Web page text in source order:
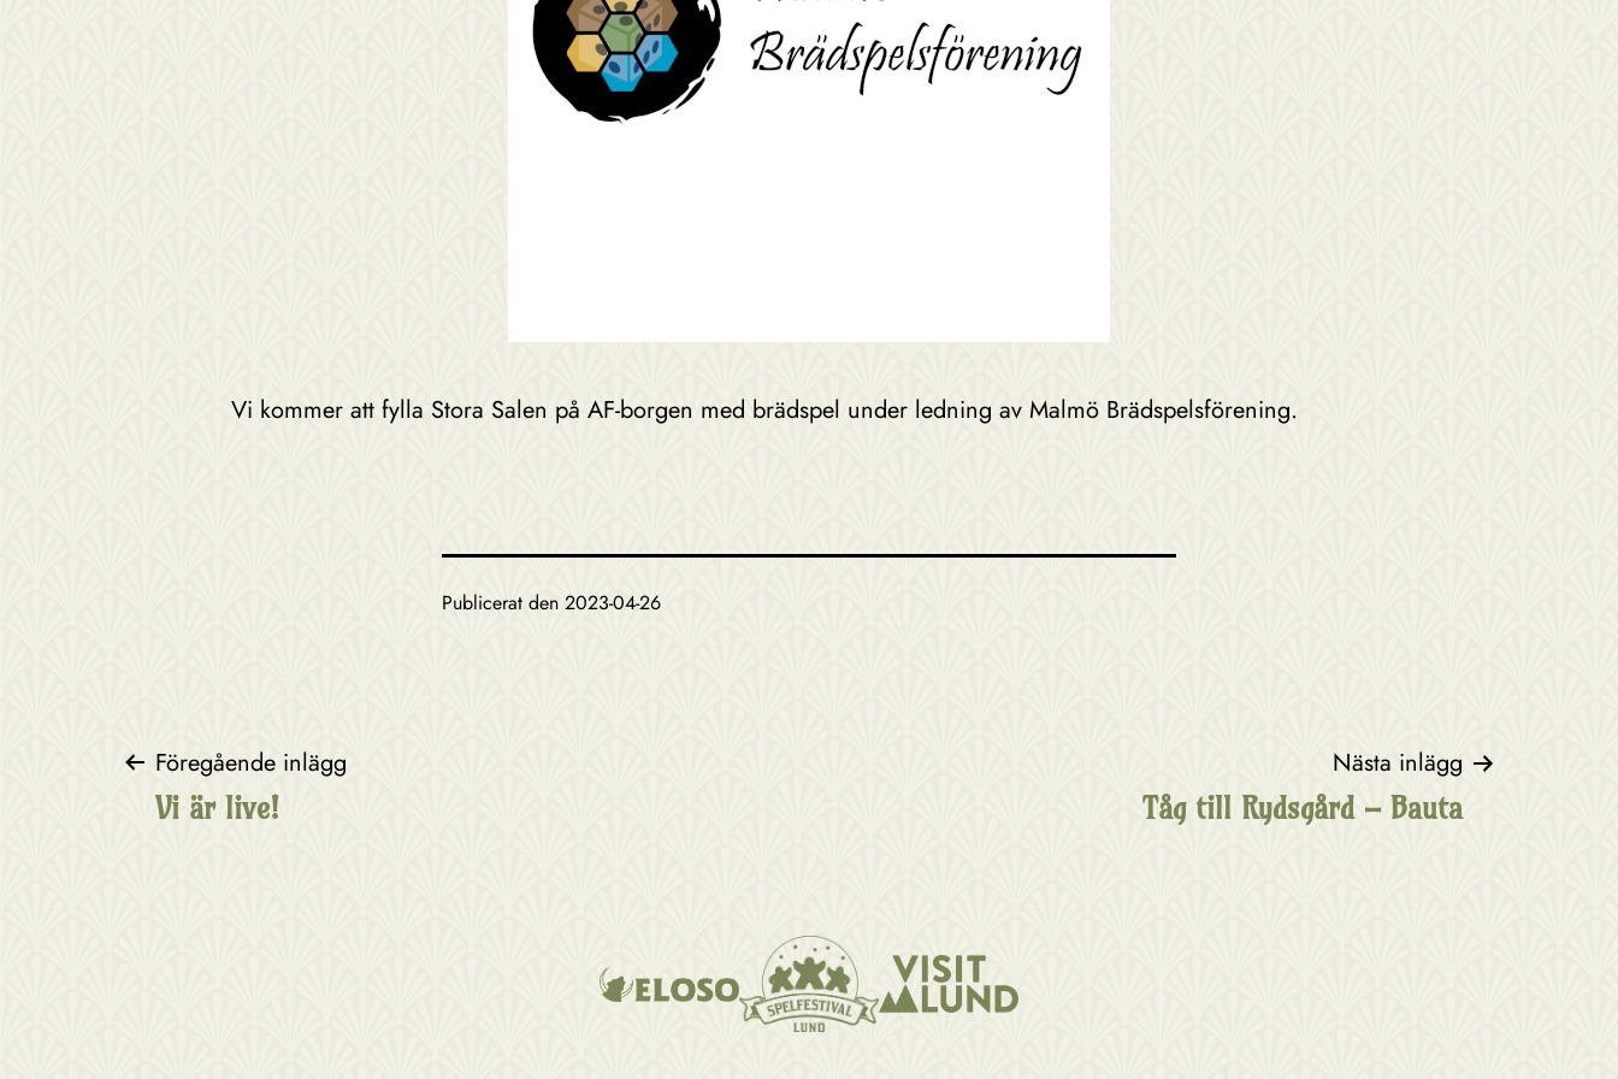
Vi kommer att fylla Stora Salen på AF-borgen med brädspel under ledning av Malmö Brädspelsförening.
Publicerat den 2023-04-26
Inläggsnavigering
Föregående inlägg
Vi är live!
Nästa inlägg
Tåg till Rydsgård – Bauta